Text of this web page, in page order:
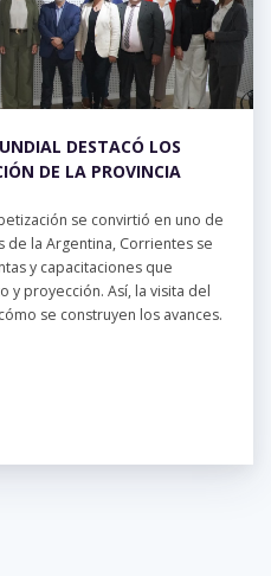
DESTACÓ LOS
DE LA PROVINCIA
se convirtió en uno de
de la Argentina, Corrientes se
y capacitaciones que
y proyección. Así, la visita del
se construyen los avances.